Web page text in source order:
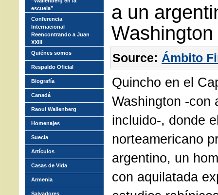
a un
Washington
Source: Ámbito
Quincho en el
Washington -con
incluido-, donde
norteamericano
argentino, un
con aquilatada
escuela”
Conferencia
Internacional
Reencontrando a Juan
XXIII
Quiénes somos
Respaldo Oficial
Biografía
Canadá
Raoul Wallenberg
Homenajes
Suecia
Artículos
Casas de Vida
Armenia
Salvadores